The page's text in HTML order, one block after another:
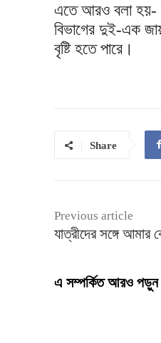
এতে আরও বলা হয়-
বিভাগের দুই-এক
বৃষ্টি হতে পারে।
Share
Previous article
যাত্রীদের সঙ্গে আমার
এ সম্পর্কিত আরও পড়ুন